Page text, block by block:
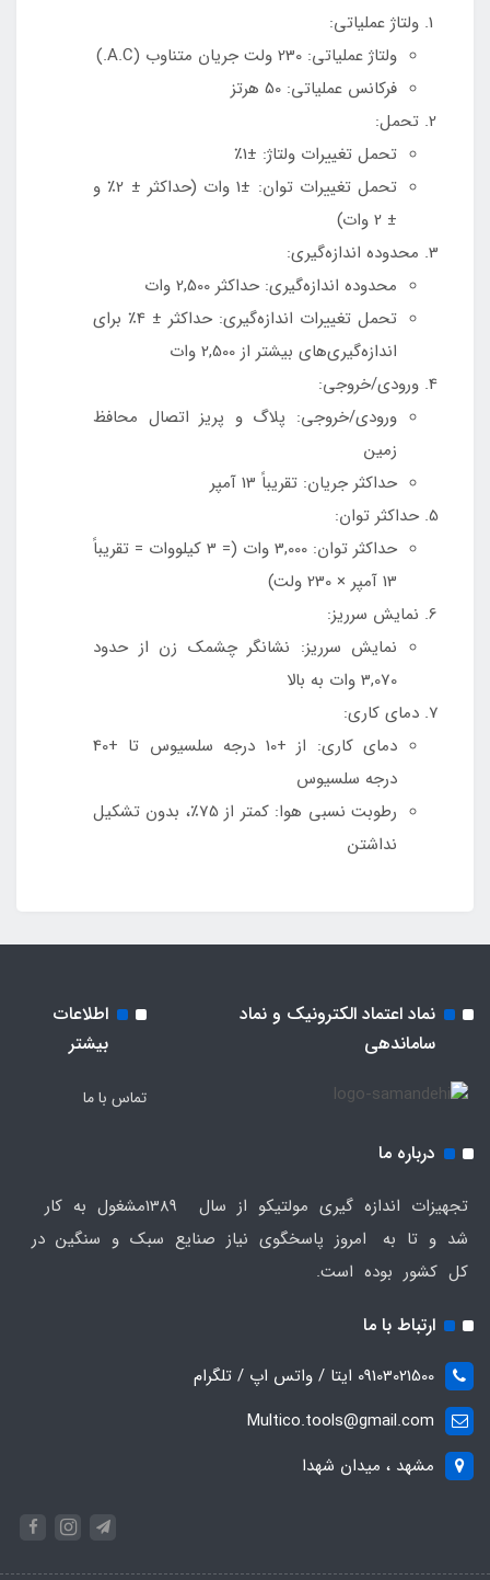
ولتاژ عملیاتی:
ولتاژ عملیاتی: 230 ولت جریان متناوب (A.C.)
فرکانس عملیاتی: 50 هرتز
تحمل:
تحمل تغییرات ولتاژ: ±1٪
تحمل تغییرات توان: ±1 وات (حداکثر ± 2٪ و
± 2 وات)
محدوده اندازه‌گیری:
محدوده اندازه‌گیری: حداکثر 2,500 وات
تحمل تغییرات اندازه‌گیری: حداکثر ± 4٪ برای
اندازه‌گیری‌های بیشتر از 2,500 وات
ورودی/خروجی:
ورودی/خروجی: پلاگ و پریز اتصال محافظ
زمین
حداکثر جریان: تقریباً 13 آمپر
حداکثر توان:
حداکثر توان: 3,000 وات (= 3 کیلووات = تقریباً
13 آمپر × 230 ولت)
نمایش سرریز:
نمایش سرریز: نشانگر چشمک زن از حدود
3,070 وات به بالا
دمای کاری:
دمای کاری: از +10 درجه سلسیوس تا +40
درجه سلسیوس
رطوبت نسبی هوا: کمتر از 75٪، بدون تشکیل
نداشتن
نماد اعتماد الکترونیک و نماد
ساماندهی
اطلاعات
بیشتر
تماس با ما
درباره ما
تجهیزات اندازه گیری مولتیکو از سال 1389مشغول به کار
شد و تا به امروز پاسخگوی نیاز صنایع سبک و سنگین در
کل کشور بوده است.
ارتباط با ما
09103021500 ایتا / واتس اپ / تلگرام
Multico.tools@gmail.com
مشهد ، میدان شهدا